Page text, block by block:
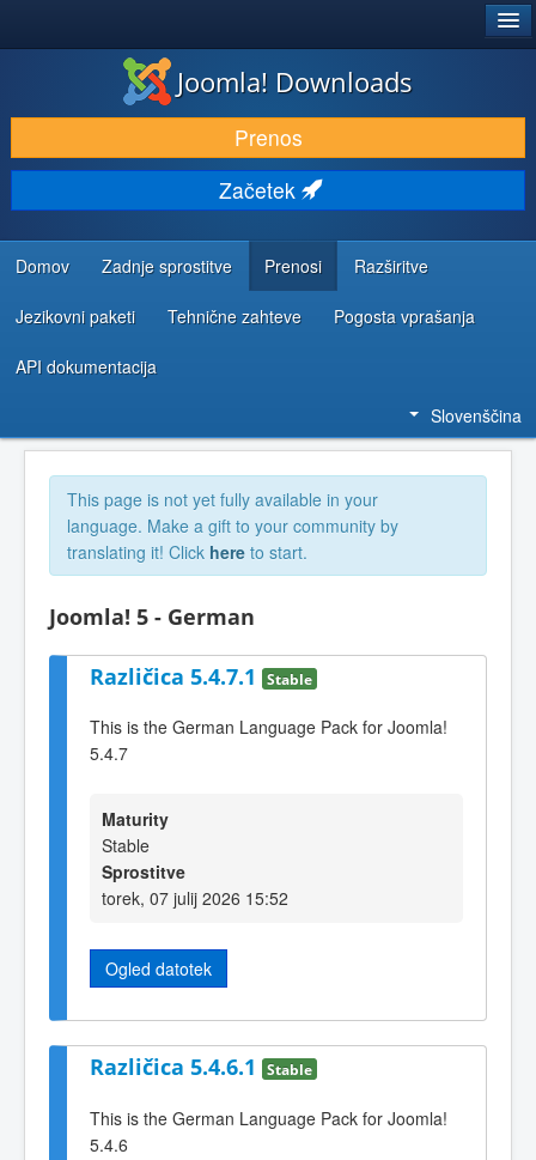
PRENESI IN RAZŠIRI
ODKRIJTE & IZVEJTE
SKUPNOST IN PODPORA
VIRI ZA RAZVIJALCE
Joomla! Downloads
Prenos
Začetek
Domov Zadnje sprostitve Prenosi Razširitve
Jezikovni paketi Tehnične zahteve Pogosta vprašanja
API dokumentacija
Slovenščina
This page is not yet fully available in your
language. Make a gift to your community by
translating it! Click here to start.
Joomla! 5 - German
Različica 5.4.7.1 Stable
This is the German Language Pack for Joomla!
5.4.7
Maturity
Stable
Sprostitve
torek, 07 julij 2026 15:52
Ogled datotek
Različica 5.4.6.1 Stable
This is the German Language Pack for Joomla!
5.4.6